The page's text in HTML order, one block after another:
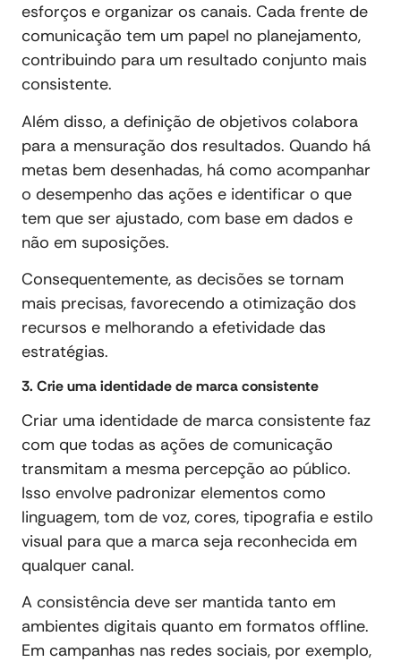
esforços e organizar os canais. Cada frente de
comunicação tem um papel no planejamento,
contribuindo para um resultado conjunto mais
consistente.
Além disso, a definição de objetivos colabora
para a mensuração dos resultados. Quando há
metas bem desenhadas, há como acompanhar
o desempenho das ações e identificar o que
tem que ser ajustado, com base em dados e
não em suposições.
Consequentemente, as decisões se tornam
mais precisas, favorecendo a otimização dos
recursos e melhorando a efetividade das
estratégias.
3. Crie uma identidade de marca consistente
Criar uma identidade de marca consistente faz
com que todas as ações de comunicação
transmitam a mesma percepção ao público.
Isso envolve padronizar elementos como
linguagem, tom de voz, cores, tipografia e estilo
visual para que a marca seja reconhecida em
qualquer canal.
A consistência deve ser mantida tanto em
ambientes digitais quanto em formatos offline.
Em campanhas nas redes sociais, por exemplo,